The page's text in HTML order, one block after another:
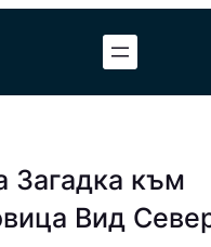
Загадка към
Вид